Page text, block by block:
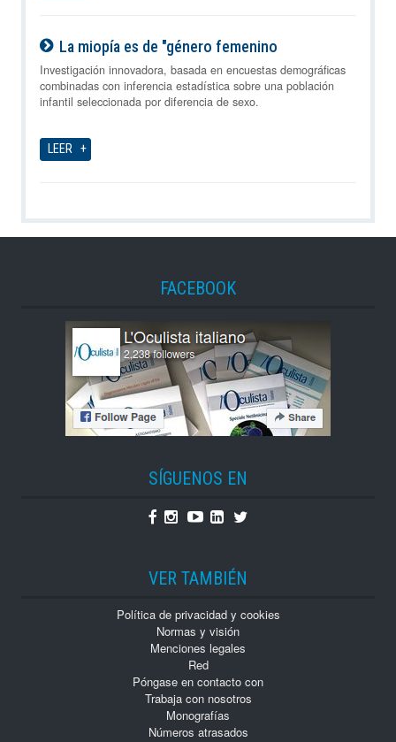
La miopía es de "género femenino
07-08-2026
Investigación innovadora, basada en encuestas demográficas
combinadas con inferencia estadística sobre una población
infantil seleccionada por diferencia de sexo.
LEER
FACEBOOK
SÍGUENOS EN
Facebook
Instagram
YoutubeLinkedin
Twitter
VER TAMBIÉN
Política de privacidad y cookies
Normas y visión
Menciones legales
Red
Póngase en contacto con
Trabaja con nosotros
Monografías
Números atrasados